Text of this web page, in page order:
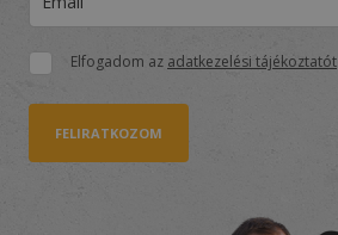
Elfogadom az adatkezelési tájékoztatót
FELIRATKOZOM